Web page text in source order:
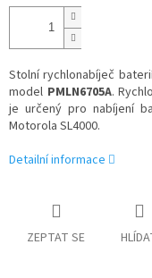
cena:
Stolní rychlonabíječ
model PMLN6705A.
je určený pro nabíjení
Motorola SL4000.
Detailní informace
ZEPTAT SE